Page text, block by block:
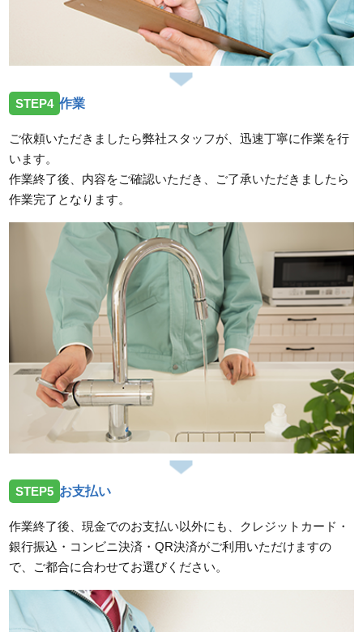
STEP4 作業
ご依頼いただきましたら弊社スタッフが、迅速丁寧に作業を行
います。
作業終了後、内容をご確認いただき、ご了承いただきましたら
作業完了となります。
STEP5 お支払い
作業終了後、現金でのお支払い以外にも、クレジットカード・
銀行振込・コンビニ決済・QR決済がご利用いただけますの
で、ご都合に合わせてお選びください。